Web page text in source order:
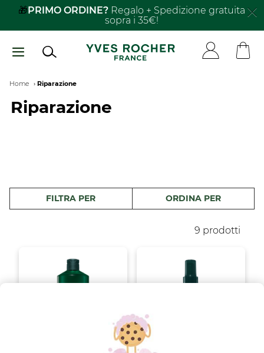
Salta
principale
ORDINE?Regalo + Spedizione gratuita
sopra i 35€!
Breadcrumb
Home Riparazione
Riparazione
FILTRA PER ORDINA PER
9 prodotti